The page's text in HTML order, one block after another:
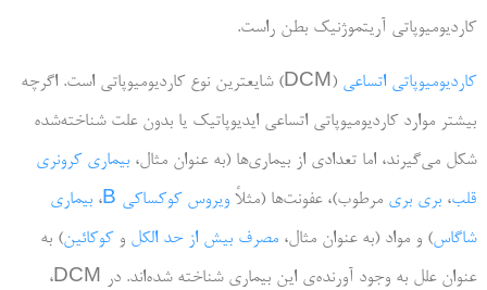
کاردیومیوپاتی آریتموژنیک بطن راست.
کاردیومیوپاتی اتساعی
(DCM) شایع­ترین نوع کاردیومیوپاتی است. اگرچه
بیشتر موارد کاردیومیوپاتی اتساعی ایدیوپاتیک یا بدون علت شناخته‌­شده
شکل می‌گیرند، اما تعدادی از بیماری‌ها (به عنوان مثال، بیماری کرونری
قلب، بری بری مرطوب)، عفونت‌ها (مثلاً ویروس کوکساکی B ، بیماری
شاگاس) و مواد (به عنوان مثال، مصرف بیش از حد الکل و کوکائین) به
عنوان علل به وجود آورنده‌­ی این بیماری شناخته شده‌­اند. در DCM،